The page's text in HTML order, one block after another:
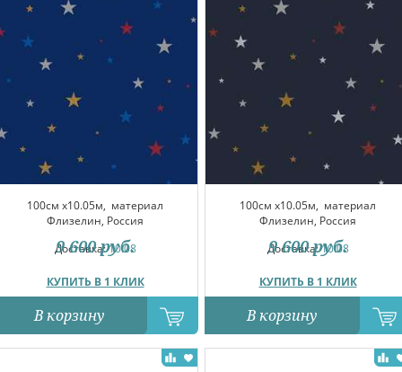
100см x10.05м, материал
Флизелин, Россия
Доставка:10.08
КУПИТЬ В 1 КЛИК
9 600 руб.
В корзину
100см x10.05м, материал
Флизелин, Россия
Доставка:10.08
КУПИТЬ В 1 КЛИК
9 600 руб.
В корзину